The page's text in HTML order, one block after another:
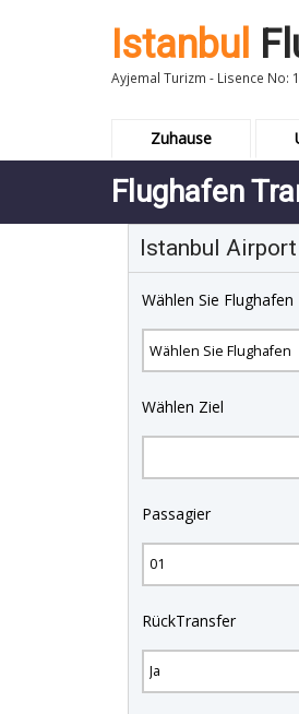
Istanbul
Ayjemal Turizm - Lisence No:
Zuhause
Flughafen
Istanbul
Wählen Sie Flughafen
Wählen Ziel
Passagier
RückTransfer